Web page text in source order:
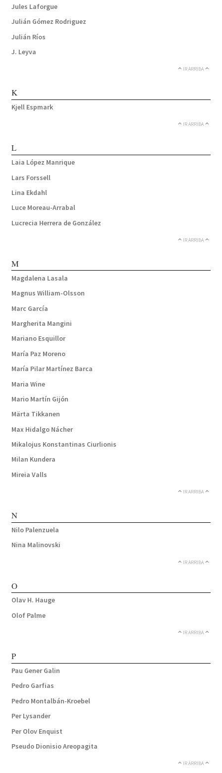
Jules Laforgue
Julián Gómez Rodriguez
Julián Ríos
J. Leyva
IR ARRIBA
K
Kjell Espmark
IR ARRIBA
L
Laia López Manrique
Lars Forssell
Lina Ekdahl
Luce Moreau-Arrabal
Lucrecia Herrera de González
IR ARRIBA
M
Magdalena Lasala
Magnus William-Olsson
Marc García
Margherita Mangini
Mariano Esquillor
María Paz Moreno
María Pilar Martínez Barca
Maria Wine
Mario Martín Gijón
Märta Tikkanen
Max Hidalgo Nácher
Mikalojus Konstantinas Ciurlionis
Milan Kundera
Mireia Valls
IR ARRIBA
N
Nilo Palenzuela
Nina Malinovski
IR ARRIBA
O
Olav H. Hauge
Olof Palme
IR ARRIBA
P
Pau Gener Galin
Pedro Garfias
Pedro Montalbán-Kroebel
Per Lysander
Per Olov Enquist
Pseudo Dionisio Areopagita
IR ARRIBA